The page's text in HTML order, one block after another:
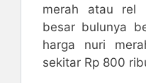
merah atau rel
besar bulunya
harga nuri
sekitar Rp 800